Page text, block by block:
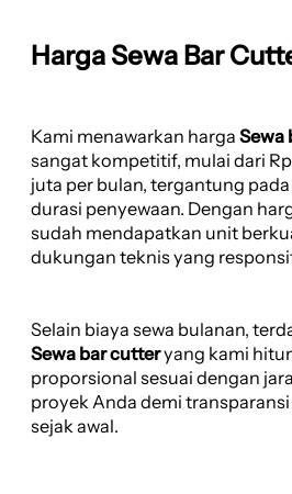
Harga Sewa Bar
Kami menawarkan harga Sewa
sangat kompetitif, mulai dari
juta per bulan, tergantung
durasi penyewaan. Dengan
sudah mendapatkan unit
dukungan teknis yang
Selain biaya sewa bulanan,
Sewa bar cutteryang kami
proporsional sesuai dengan
proyek Anda demi
sejak awal.